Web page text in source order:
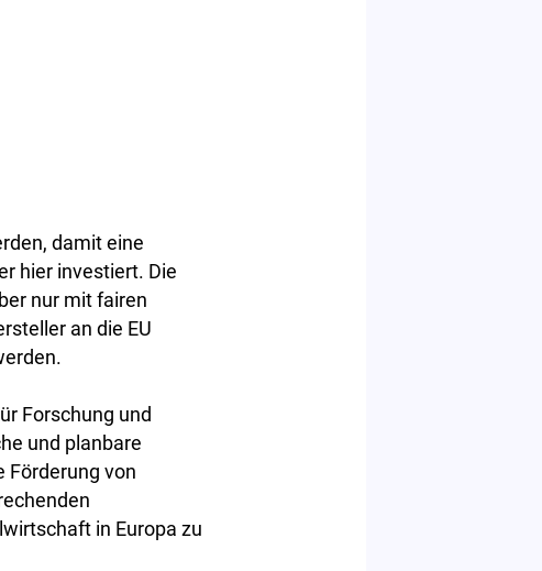
damit eine
hier investiert. Die
nur mit fairen
an die EU
Forschung und
und planbare
Förderung von
in Europa zu